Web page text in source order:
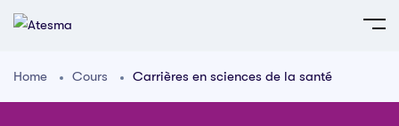
Home Cours Carrières en sciences de la santé